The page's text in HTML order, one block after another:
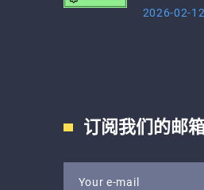
2026-02-
订阅我们的邮
Your e-mail